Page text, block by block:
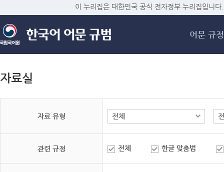
메
이 누리집은 대한민국 공식 전자정부 누리집입니다.
어문 규정
자료실
자료 유형
관련 규정 전체 한글 맞춤법